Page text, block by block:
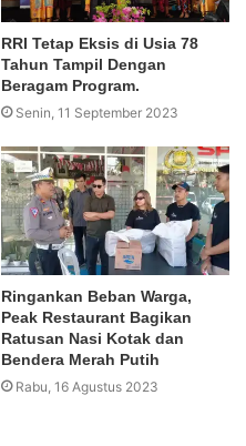
RRI Tetap Eksis di Usia 78
Tahun Tampil Dengan
Beragam Program.
Senin, 11 September 2023
Ringankan Beban Warga,
Peak Restaurant Bagikan
Ratusan Nasi Kotak dan
Bendera Merah Putih
Rabu, 16 Agustus 2023